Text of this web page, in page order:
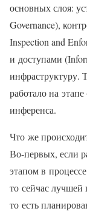
основных слоя:
Governance),
Inspection and
и доступами
инфраструктуру.
работало на
инференса.
Что же
Во-первых, если
этапом в
то сейчас лучшей
то есть